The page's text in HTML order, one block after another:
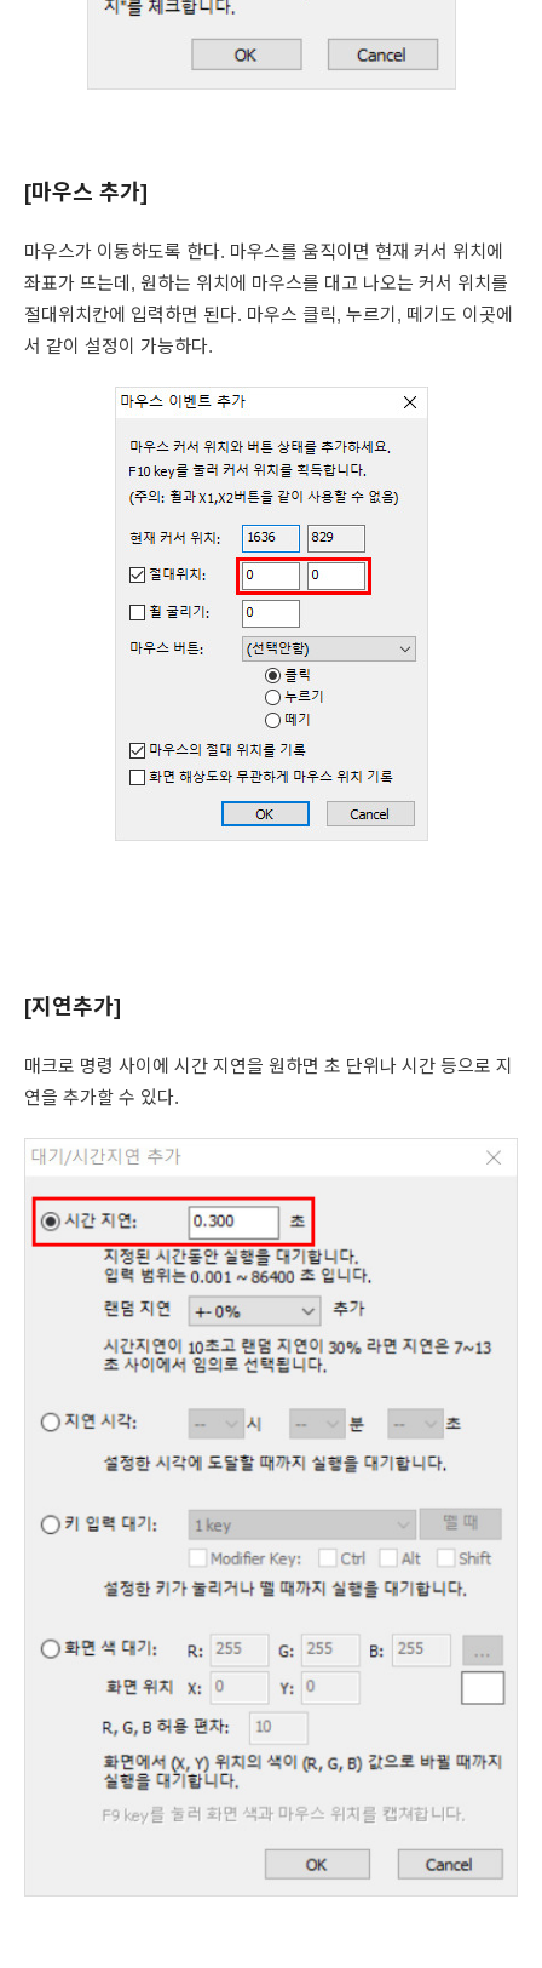
[마우스 추가]
마우스가 이동하도록 한다. 마우스를 움직이면 현재 커서 위치에
좌표가 뜨는데, 원하는 위치에 마우스를 대고 나오는 커서 위치를
절대위치칸에 입력하면 된다. 마우스 클릭, 누르기, 떼기도 이곳에
서 같이 설정이 가능하다.
[지연추가]
매크로 명령 사이에 시간 지연을 원하면 초 단위나 시간 등으로 지
연을 추가할 수 있다.